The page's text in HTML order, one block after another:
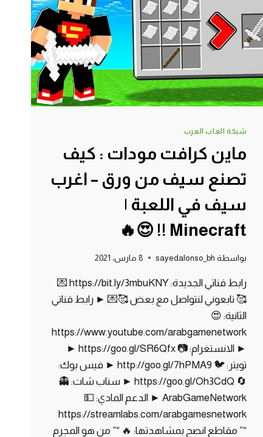
راح
نختم
اللعبة
اول
|
MINECRAFT
!!
شبكة العاب العرب
ماين كرافت مودات : كيف
تصنع سيف من ورق – اغرب
سيف في اللعبة |
Minecraft !! 😍🔥
بواسطة sayedalonso_bh 8 مارس، 2021
رابط قناتي الجديدة: https://bit.ly/3mbuKNY 💌
🥰 تابعوني لنتواصل مع بعض 🥰💌 ► رابط قناتي
الثانية: 😍
https://www.youtube.com/arabgamenetwork
► الانستغرام: 📷 https://goo.gl/SR6Qfx ►
تويتر: 🐦 http://goo.gl/7hPMA9 ► فيس بوك:
🔄 https://goo.gl/Oh3CdQ ► سناب شات: 👻
ArabGameNetwork ► الدعم المادي: 💵
https://streamlabs.com/arabgamesnetwork
“” مقاطع انصح بمشاهدتها: 🔥 “” من هو المجرم